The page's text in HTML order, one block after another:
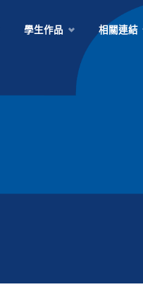
學生作品 相關連結